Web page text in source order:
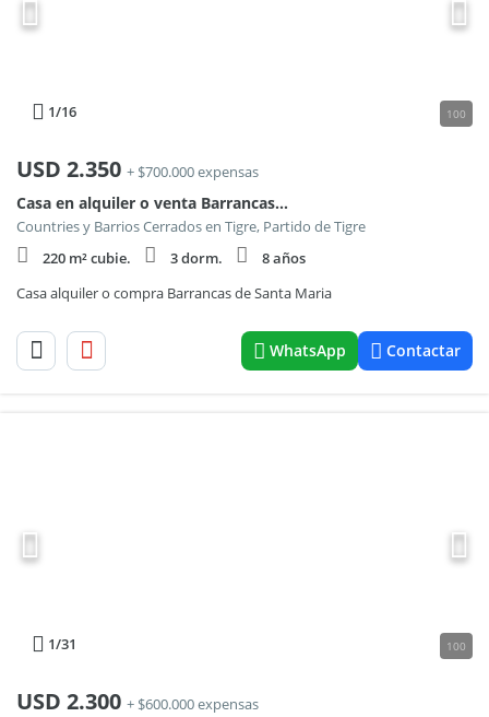
1/16 100
USD 2.350 + $700.000 expensas
Casa en alquiler o venta Barrancas de Santa María
Countries y Barrios Cerrados en Tigre, Partido de Tigre
220 m² cubie.
3 dorm.
8 años
Casa alquiler o compra Barrancas de Santa Maria
WhatsApp Contactar
1/31 100
USD 2.300 + $600.000 expensas